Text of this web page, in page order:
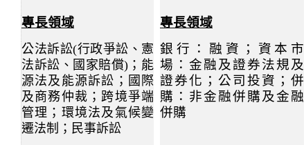
專長領域 專長領域
公法訴訟(行政爭訟、憲
法訴訟、國家賠償)；能
源法及能源訴訟；國際
及商務仲裁；跨境爭端
管理；環境法及氣候變
遷法制；民事訴訟
銀行：融資；資本市
場：金融及證券法規及
證券化；公司投資；併
購：非金融併購及金融
併購